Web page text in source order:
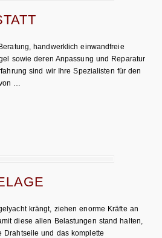
handwerklich einwandfreie
sowie deren Anpassung und Reparatur
sind wir Ihre Spezialisten für den
…
krängt, ziehen enorme Kräfte an
diese allen Belastungen stand halten,
Drahtseile und das komplette